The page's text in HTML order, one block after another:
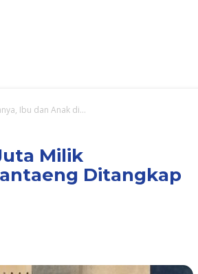
Ibu dan Anak di...
Milik
Ditangkap